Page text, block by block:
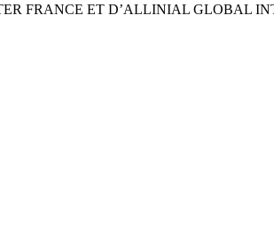
FRANCE ET D’ALLINIAL GLOBAL